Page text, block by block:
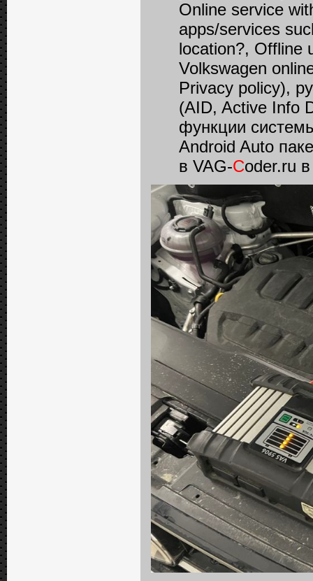
Online service
apps/services
location?, Offline
Volkswagen
Privacy policy),
(AID, Active Info
функции
Android Auto
в VAG-Coder.ru